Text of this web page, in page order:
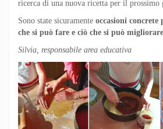
ricerca di una nuova ricetta per il prossimo
Sono state sicuramente occasioni concrete
che si può fare e ciò che si può
Silvia, responsabile area educativa